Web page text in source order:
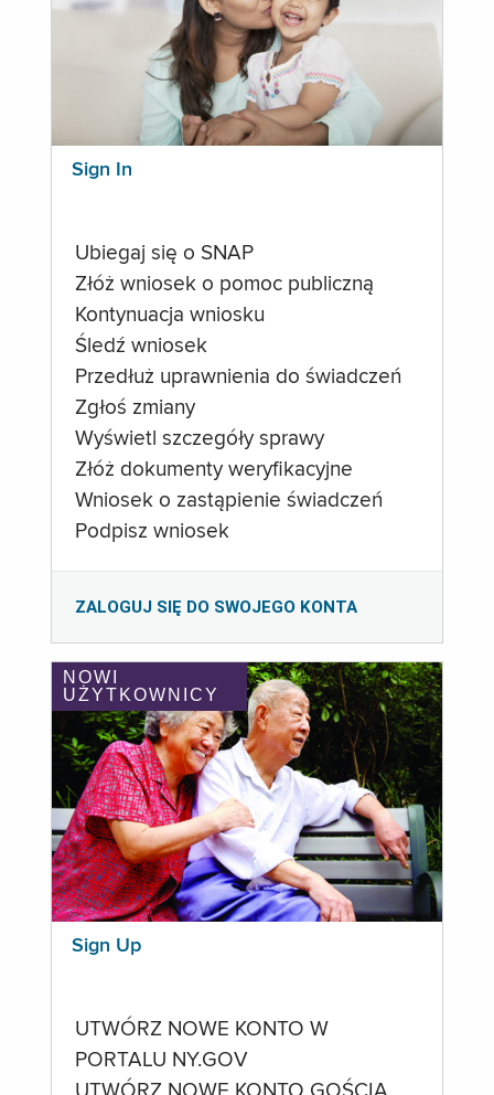
Sign In
Ubiegaj się o SNAP
Złóż wniosek o pomoc publiczną
Kontynuacja wniosku
Śledź wniosek
Przedłuż uprawnienia do świadczeń
Zgłoś zmiany
Wyświetl szczegóły sprawy
Złóż dokumenty weryfikacyjne
Wniosek o zastąpienie świadczeń
Podpisz wniosek
ZALOGUJ SIĘ DO SWOJEGO KONTA
NOWI
UŻYTKOWNICY
Sign Up
UTWÓRZ NOWE KONTO W
PORTALU NY.GOV